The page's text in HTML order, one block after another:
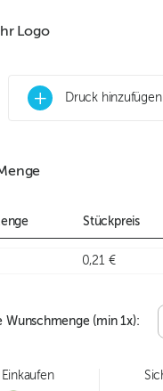
Logo
+ Druck hinzufügen
Stückpreis
0,21 €
Wunschmenge (min1x):